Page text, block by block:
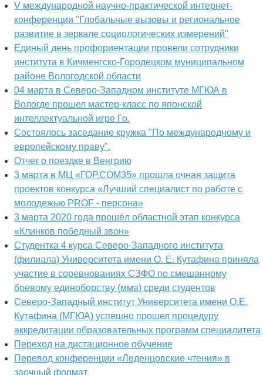
V международной научно-практической интернет-
конференции "Глобальные вызовы и региональное
развитие в зеркале социологических измерений"
Единый день профориентации провели сотрудники
института в Кичменгско-Городецком муниципальном
районе Вологодской области
04 марта в Северо-Западном институте МГЮА в
Вологде прошел мастер-класс по японской
интеллектуальной игре Го.
Состоялось заседание кружка "По международному и
европейскому праву".
Отчет о поездке в Венгрию
3 марта в МЦ «ГОР.СОМ35» прошла очная защита
проектов конкурса «Лучший специалист по работе с
молодежью PROF - персона»
3 марта 2020 года прошёл областной этап конкурса
«Клинков победный звон»
Студентка 4 курса Северо-Западного института
(филиала) Университета имени О. Е. Кутафина приняла
участие в соревнованиях СЗФО по смешанному
боевому единоборству (мма) среди студентов
Северо-Западный институт Университета имени О.Е.
Кутафина (МГЮА) успешно прошел процедуру
аккредитации образовательных программ специалитета
Переход на дистационное обучение
Перевод конференции «Леденцовские чтения» в
заочный формат